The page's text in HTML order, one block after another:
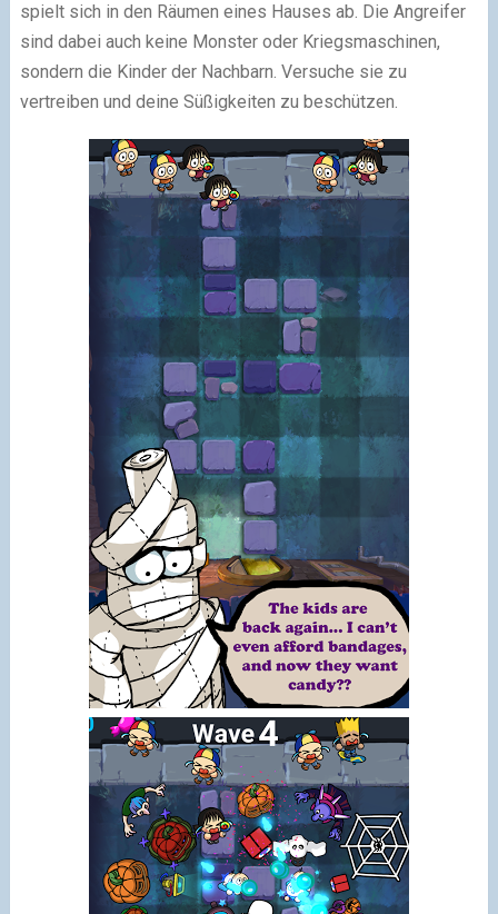
spielt sich in den Räumen eines Hauses ab. Die Angreifer
sind dabei auch keine Monster oder Kriegsmaschinen,
sondern die Kinder der Nachbarn. Versuche sie zu
vertreiben und deine Süßigkeiten zu beschützen.